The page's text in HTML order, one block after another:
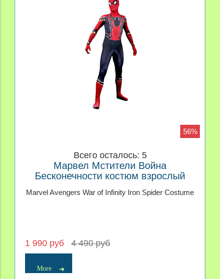
56%
Всего осталось: 5
Марвел Мстители Война
Бесконечности костюм взрослый
Marvel Avengers War of Infinity Iron Spider Costume
1 990 руб 4 490 руб
More